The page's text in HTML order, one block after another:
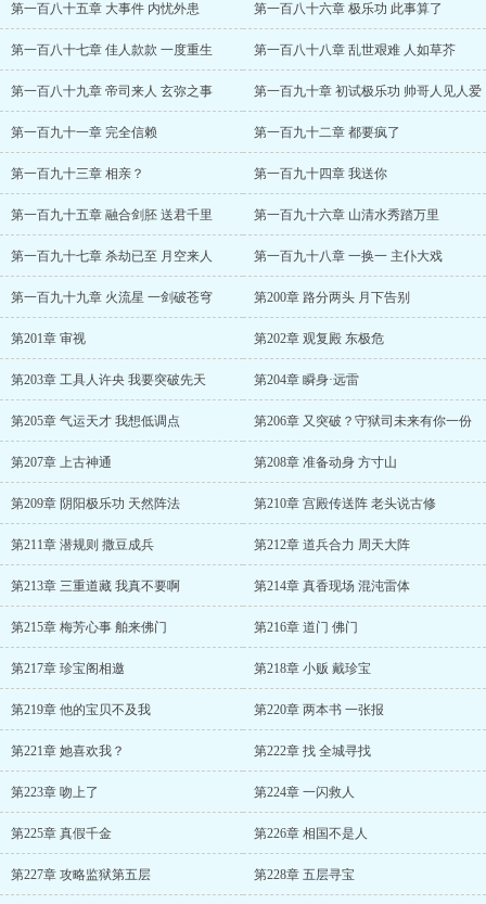
第一百八十五章 大事件 内忧外患 第一百八十六章 极乐功 此事算了
第一百八十七章 佳人款款 一度重生 第一百八十八章 乱世艰难 人如草芥
第一百八十九章 帝司来人 玄弥之事 第一百九十章 初试极乐功 帅哥人见人爱
第一百九十一章 完全信赖 第一百九十二章 都要疯了
第一百九十三章 相亲？ 第一百九十四章 我送你
第一百九十五章 融合剑胚 送君千里 第一百九十六章 山清水秀踏万里
第一百九十七章 杀劫已至 月空来人 第一百九十八章 一换一 主仆大戏
第一百九十九章 火流星 一剑破苍穹 第200章 路分两头 月下告别
第201章 审视 第202章 观复殿 东极危
第203章 工具人许央 我要突破先天 第204章 瞬身·远雷
第205章 气运天才 我想低调点 第206章 又突破？守狱司未来有你一份
第207章 上古神通 第208章 准备动身 方寸山
第209章 阴阳极乐功 天然阵法 第210章 宫殿传送阵 老头说古修
第211章 潜规则 撒豆成兵 第212章 道兵合力 周天大阵
第213章 三重道藏 我真不要啊 第214章 真香现场 混沌雷体
第215章 梅芳心事 舶来佛门 第216章 道门 佛门
第217章 珍宝阁相邀 第218章 小贩 戴珍宝
第219章 他的宝贝不及我 第220章 两本书 一张报
第221章 她喜欢我？ 第222章 找 全城寻找
第223章 吻上了 第224章 一闪救人
第225章 真假千金 第226章 相国不是人
第227章 攻略监狱第五层 第228章 五层寻宝